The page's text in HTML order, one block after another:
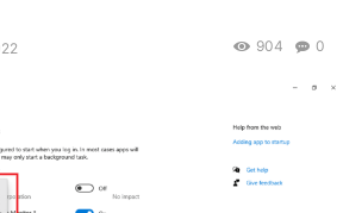
0
904